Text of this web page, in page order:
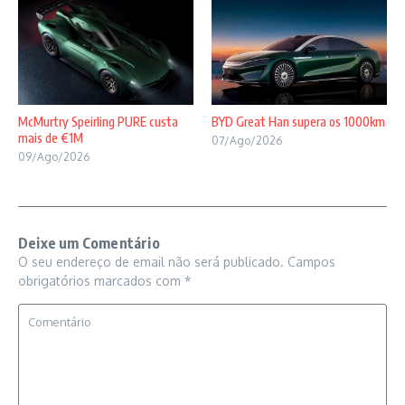
McMurtry Speirling PURE custa
mais de €1M
09/Ago/2026
BYD Great Han supera os 1000km
07/Ago/2026
Deixe um Comentário
O seu endereço de email não será publicado. Campos
obrigatórios marcados com *